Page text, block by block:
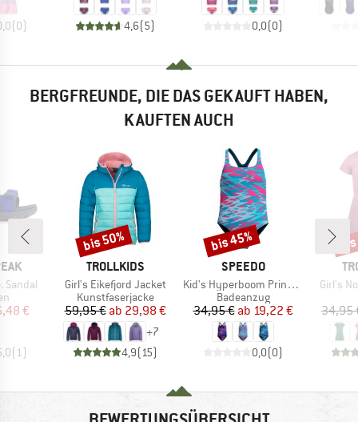
(0) 4,6(5) 0,0(0)
BERGFREUNDE, DIE DAS GEKAUFT HABEN,
KAUFTEN AUCH
Sandal
Preis
€
(1 )
MARKE
TROLLKIDS
Artikel
Girl's Eikefjord Jacket
Produktgruppe
Kunstfaserjacke
Preis
59,95 € reduzierter Preis
ab 29,98 €
+7
4,9(15)
Rabatt
bis 50%
MARKE
SPEEDO
Artikel
Kid's Hyperboom Print Medalist One Piece
Produktgruppe
Badeanzug
Preis
34,95 € reduzierter Preis
ab 19,22 €
0,0(0)
Rabatt
bis 45%
Artikel
Girl's
34,95